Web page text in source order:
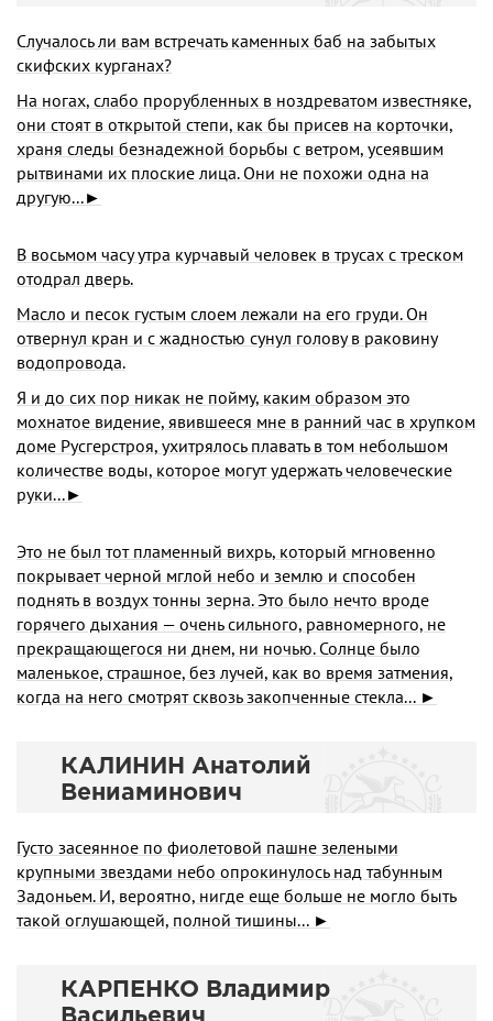
Случалось ли вам встречать каменных баб на забы­тых
скифских курганах?
На ногах, слабо прорубленных в ноздреватом извест­няке,
они стоят в открытой степи, как бы присев на корточки,
храня следы безнадежной борьбы с ветром, усеявшим
рытвинами их плоские лица. Они не похожи одна на
другую...►
В восьмом часу утра курчавый человек в трусах с треском
отодрал дверь.
Масло и песок густым слоем лежали на его груди. Он
отвернул кран и с жадностью сунул голову в рако­вину
водопровода.
Я и до сих пор никак не пойму, каким образом это
мохнатое видение, явившееся мне в ранний час в хруп­ком
доме Русгерстроя, ухитрялось плавать в том не­большом
количестве воды, которое могут удержать человеческие
руки...►
Это не был тот пламенный вихрь, который мгновенно
покрывает черной мглой небо и землю и способен
поднять в воздух тонны зерна. Это было нечто вроде
горячего дыхания — очень сильного, равномерного, не
прекращающегося ни днем, ни но­чью. Солнце было
маленькое, страшное, без лучей, как во время затмения,
когда на него смотрят сквозь закопченные стекла... ►
КАЛИНИН Анатолий
Вениаминович
Густо засеянное по фиолетовой пашне зелеными
крупными звездами небо опрокинулось над табунным
Задоньем. И, вероятно, нигде еще больше не могло быть
такой оглушающей, полной тишины... ►
КАРПЕНКО Владимир
Васильевич